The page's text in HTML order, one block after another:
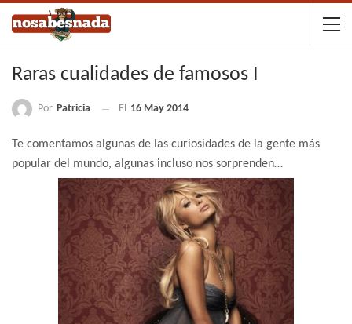
Raras cualidades de famosos I
Por Patricia El 16 May 2014
Te comentamos algunas de las curiosidades de la gente más
popular del mundo, algunas incluso nos sorprenden…